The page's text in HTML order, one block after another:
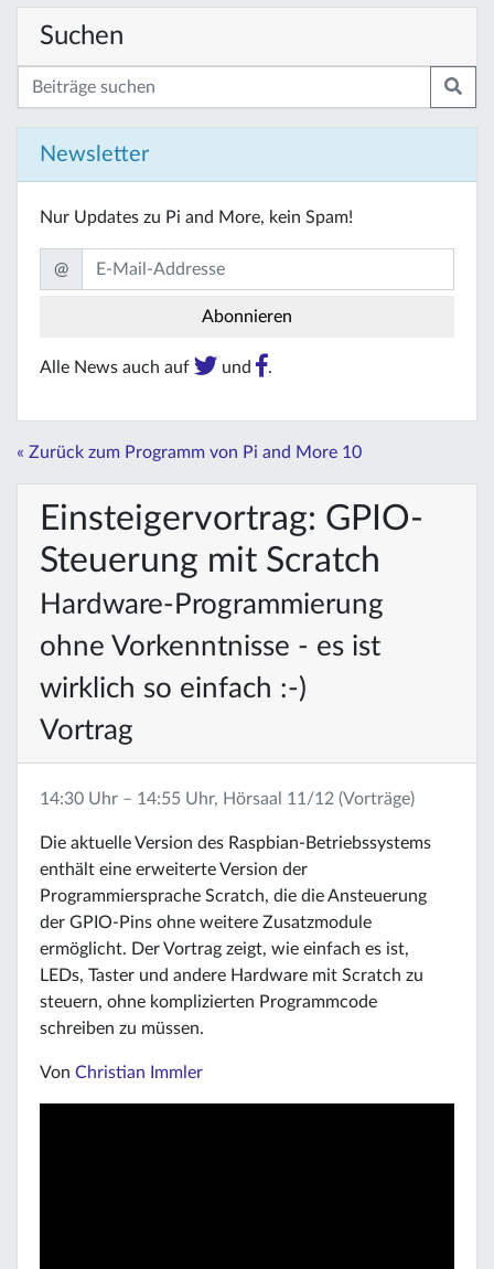
Suchen
Newsletter
Nur Updates zu Pi and More, kein Spam!
@
Alle News auch auf und .
« Zurück zum Programm von Pi and More 10
Einsteigervortrag: GPIO-
Steuerung mit Scratch
Hardware-Programmierung
ohne Vorkenntnisse - es ist
wirklich so einfach :-)
Vortrag
14:30 Uhr – 14:55 Uhr, Hörsaal 11/12 (Vorträge)
Die aktuelle Version des Raspbian-Betriebssystems
enthält eine erweiterte Version der
Programmiersprache Scratch, die die Ansteuerung
der GPIO-Pins ohne weitere Zusatzmodule
ermöglicht. Der Vortrag zeigt, wie einfach es ist,
LEDs, Taster und andere Hardware mit Scratch zu
steuern, ohne komplizierten Programmcode
schreiben zu müssen.
Von Christian Immler